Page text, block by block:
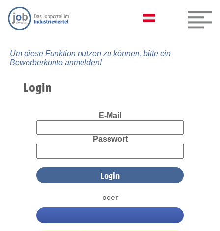
Um diese Funktion nutzen zu können, bitte ein
Bewerberkonto anmelden!
Login
E-Mail
Passwort
oder